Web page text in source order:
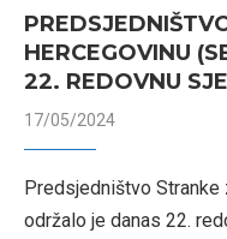
HERCEGOVINU
22. REDOVNU
17/05/2024
Predsjedništvo Stranke
održalo je danas 22.